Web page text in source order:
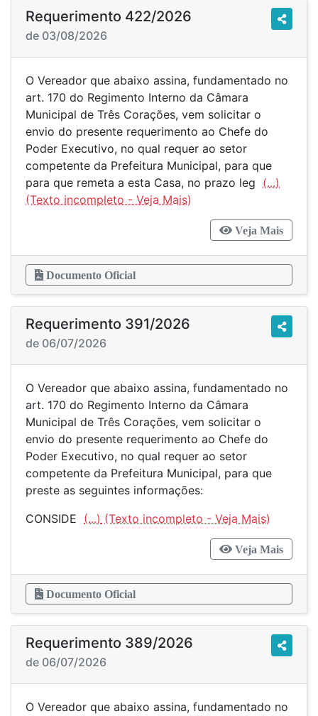
Requerimento 422/2026
de 03/08/2026
O Vereador que abaixo assina, fundamentado no
art. 170 do Regimento Interno da Câmara
Municipal de Três Corações, vem solicitar o
envio do presente requerimento ao Chefe do
Poder Executivo, no qual requer ao setor
competente da Prefeitura Municipal, para que
para que remeta a esta Casa, no prazo leg (...)
Veja Mais
Documento Oficial
Requerimento 391/2026
de 06/07/2026
O Vereador que abaixo assina, fundamentado no
art. 170 do Regimento Interno da Câmara
Municipal de Três Corações, vem solicitar o
envio do presente requerimento ao Chefe do
Poder Executivo, no qual requer ao setor
competente da Prefeitura Municipal, para que
preste as seguintes informações:
CONSIDE (...)
Veja Mais
Documento Oficial
Requerimento 389/2026
de 06/07/2026
O Vereador que abaixo assina, fundamentado no